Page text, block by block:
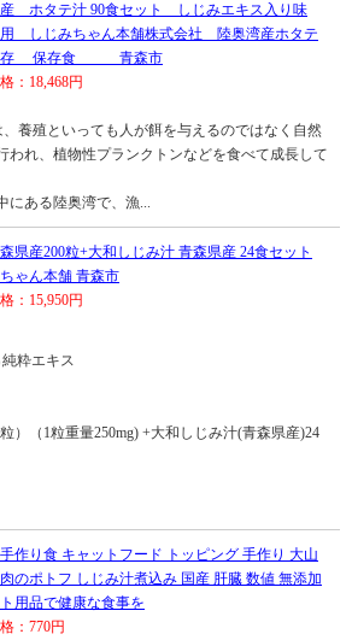
ホタテ汁 90食セット しじみエキス入り味
しじみちゃん本舗株式会社 陸奥湾産ホタテ
存 保存食 青森市
：18,468円
養殖といっても人が餌を与えるのではなく自然
われ、植物性プランクトンなどを食べて成長して
にある陸奥湾で、漁...
県産200粒+大和しじみ汁 青森県産 24食セット
ゃん本舗 青森市
：15,950円
粋エキス
）（1粒重量250mg) +大和しじみ汁(青森県産)24
作り食 キャットフード トッピング 手作り 大山
のポトフ しじみ汁煮込み 国産 肝臓 数値 無添加
用品で健康な食事を
：770円